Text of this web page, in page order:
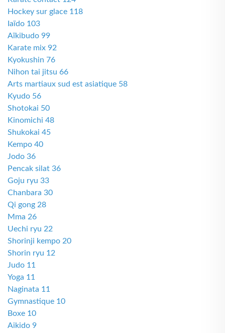
Hockey sur glace 118
Iaïdo 103
Aïkibudo 99
Karate mix 92
Kyokushin 76
Nihon tai jitsu 66
Arts martiaux sud est asiatique 58
Kyudo 56
Shotokai 50
Kinomichi 48
Shukokai 45
Kempo 40
Jodo 36
Pencak silat 36
Goju ryu 33
Chanbara 30
Qi gong 28
Mma 26
Uechi ryu 22
Shorinji kempo 20
Shorin ryu 12
Judo 11
Yoga 11
Naginata 11
Gymnastique 10
Boxe 10
Aikido 9